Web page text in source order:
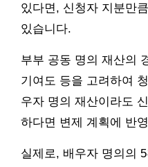
있다면, 신청자 지분만
있습니다.
부부 공동 명의 재산의
기여도 등을 고려하여
우자 명의 재산이라도
하다면 변제 계획에 반
실제로, 배우자 명의의